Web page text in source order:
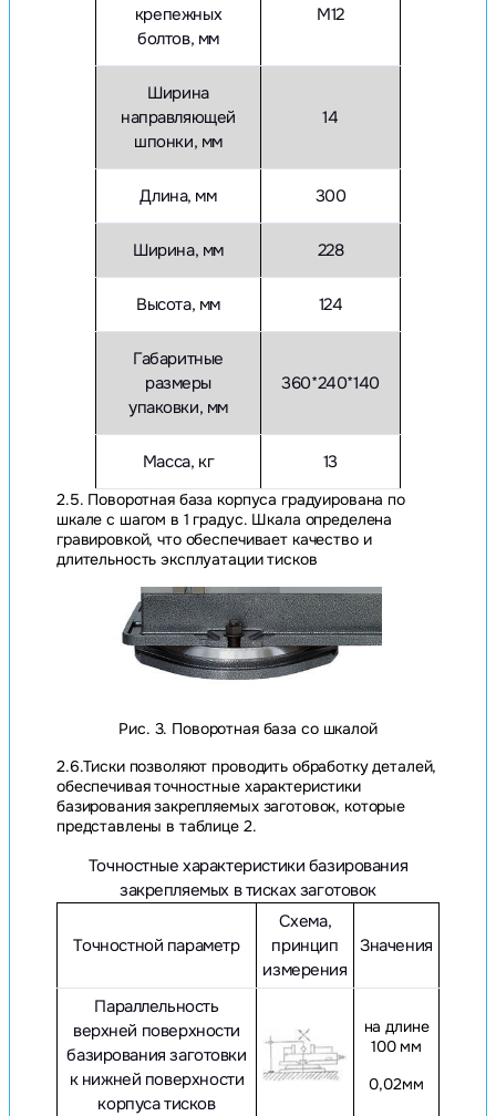
крепежных
болтов, мм
М12
Ширина
направляющей
шпонки, мм
14
Длина, мм 300
Ширина, мм 228
Высота, мм 124
Габаритные
размеры
упаковки, мм
360*240*140
Масса, кг 13
2.5. Поворотная база корпуса градуирована по
шкале с шагом в 1 градус. Шкала определена
гравировкой, что обеспечивает качество и
длительность эксплуатации тисков
Рис. 3. Поворотная база со шкалой
2.6.Тиски позволяют проводить обработку деталей,
обеспечивая точностные характеристики
базирования закрепляемых заготовок, которые
представлены в таблице 2.
Точностные характеристики базирования
закрепляемых в тисках заготовок
Точностной параметр
Схема,
принцип
измерения
Значения
Параллельность
верхней поверхности
базирования заготовки
к нижней поверхности
корпуса тисков
на длине
100 мм
0,02мм